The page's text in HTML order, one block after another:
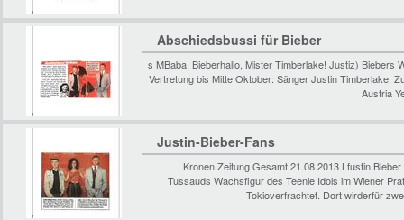
Abschiedsbussi für Bieber
s MBaba, Bieberhallo, Mister Timberlake! Justiz) Biebers
Vertretung bis Mitte Oktober: Sänger Justin Timberlake.
Austria
Justin-Bieber-Fans
Kronen Zeitung Gesamt 21.08.2013 Lfustin
Tussauds Wachsfigur des Teenie Idols im Wiener
Tokioverfrachtet. Dort wirderfür